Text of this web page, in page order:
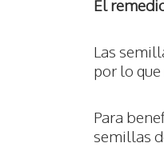
El
Las
por lo
Para
semillas